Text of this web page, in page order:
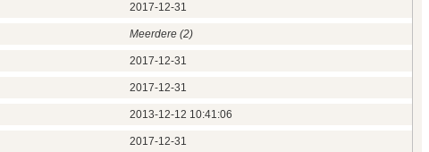
2017‑12‑31
Meerdere (2)
2017‑12‑31
2017‑12‑31
2013‑12‑12 10:41:06
2017‑12‑31